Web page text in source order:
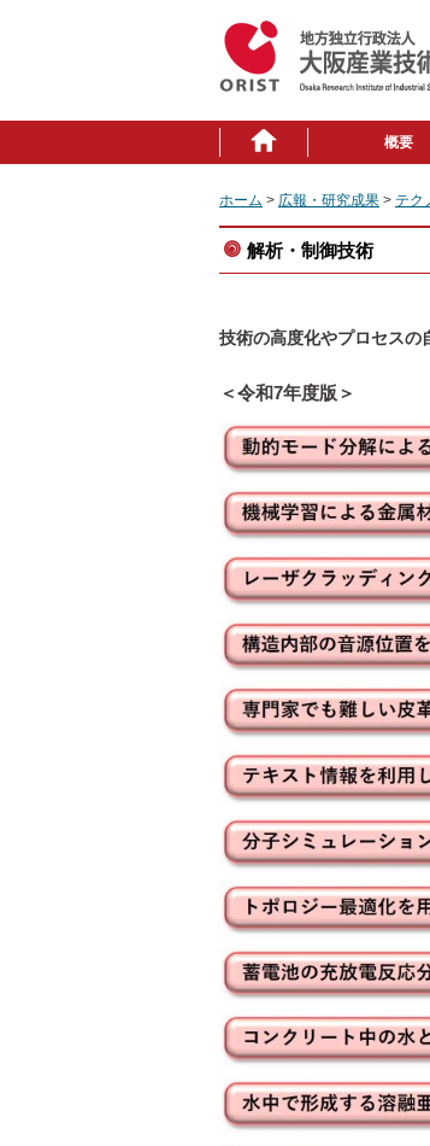
概要
ホーム > 広報・研究成果 > テク
解析・制御技術
技術の高度化やプロセスの
＜令和7年度版＞